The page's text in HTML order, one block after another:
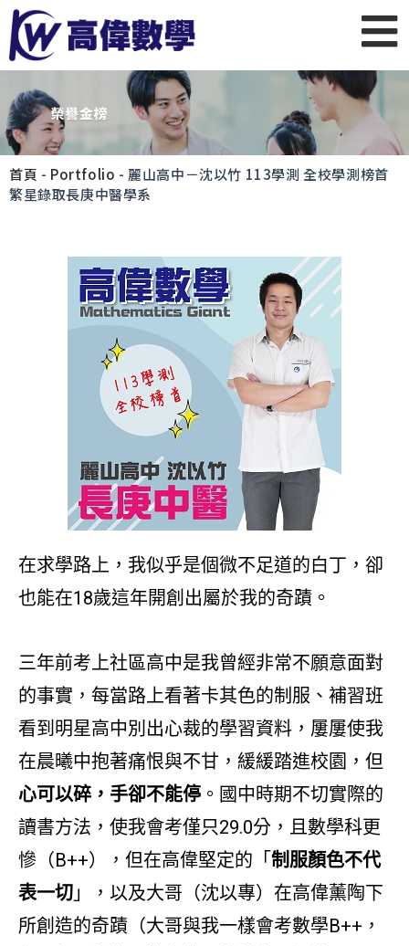
首頁 - Portfolio -麗山高中－沈以竹 113學測 全校學測榜首
繁星錄取長庚中醫學系
在求學路上，我似乎是個微不足道的白丁，卻
也能在18歲這年開創出屬於我的奇蹟。
三年前考上社區高中是我曾經非常不願意面對
的事實，每當路上看著卡其色的制服、補習班
看到明星高中別出心裁的學習資料，屢屢使我
在晨曦中抱著痛恨與不甘，緩緩踏進校園，但
心可以碎，手卻不能停 。國中時期不切實際的
讀書方法，使我會考僅只29.0分，且數學科更
慘（B++），但在高偉堅定的「 制服顏色不代
表一切 」，以及大哥（沈以專）在高偉薰陶下
所創造的奇蹟（大哥與我一樣會考數學B++，